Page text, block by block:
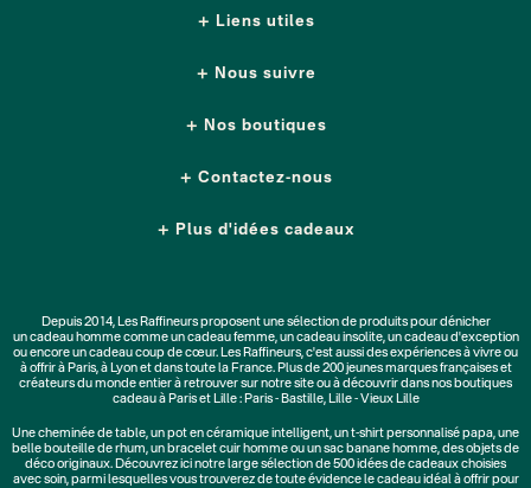
Liens utiles
Nous suivre
Nos boutiques
Contactez-nous
Plus d'idées cadeaux
Depuis 2014, Les Raffineurs proposent une sélection de produits pour dénicher
uncadeau hommecomme un cadeau femme, uncadeau insolite, uncadeau d'exception
ou encore un cadeau coup de cœur. Les Raffineurs, c'est aussi desexpériences à vivreou
à offrir à Paris, à Lyon et dans toute la France. Plus de200 jeunes marquesfrançaises et
créateurs du monde entier à retrouver sur notre site ou à découvrir dans nos boutiques
cadeau à Paris et Lille : Paris - Bastille, Lille - Vieux Lille
Unecheminée de table, unpot en céramique intelligent, unt-shirt personnalisé papa, une
belle bouteille de rhum, un bracelet cuir hommeou unsac banane homme, desobjets de
déco originaux. Découvrez ici notre large sélection de500 idées de cadeauxchoisies
avec soin, parmi lesquelles vous trouverez de toute évidence le cadeau idéal à offrir pour